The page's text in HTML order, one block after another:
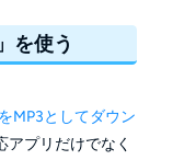
を使う
MP3としてダウン
プリだけでなく